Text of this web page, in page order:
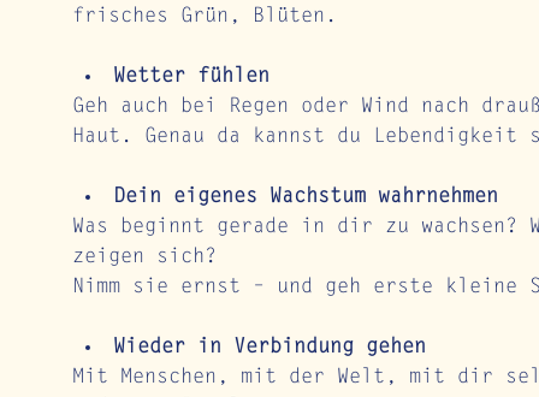
frisches Grün, Blüten.
Wetter fühlen
Geh auch bei Regen oder Wind nach
Haut. Genau da kannst du Lebendigkeit
Dein eigenes Wachstum wahrnehmen
Was beginnt gerade in dir zu wachsen?
zeigen sich?
Nimm sie ernst – und geh erste kleine
Wieder in Verbindung gehen
Mit Menschen, mit der Welt, mit dir